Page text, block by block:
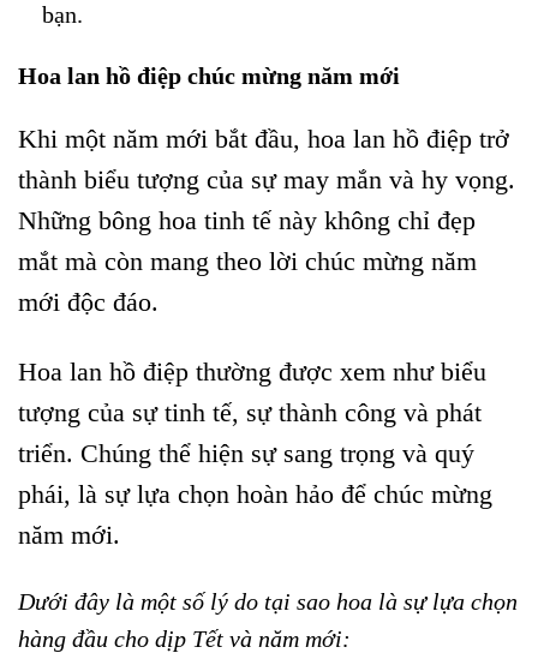
bạn.
Hoa lan hồ điệp chúc mừng năm mới
Khi một năm mới bắt đầu, hoa lan hồ điệp trở
thành biểu tượng của sự may mắn và hy vọng.
Những bông hoa tinh tế này không chỉ đẹp
mắt mà còn mang theo lời chúc mừng năm
mới độc đáo.
Hoa lan hồ điệp thường được xem như biểu
tượng của sự tinh tế, sự thành công và phát
triển. Chúng thể hiện sự sang trọng và quý
phái, là sự lựa chọn hoàn hảo để chúc mừng
năm mới.
Dưới đây là một số lý do tại sao hoa là sự lựa chọn
hàng đầu cho dịp Tết và năm mới: